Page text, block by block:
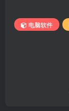
电脑软件